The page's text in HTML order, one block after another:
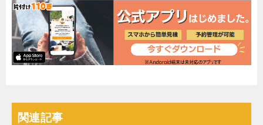
関連記事